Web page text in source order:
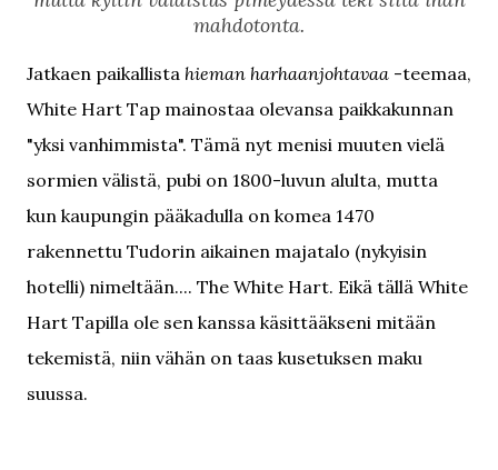
mahdotonta.
Jatkaen paikallista hieman harhaanjohtavaa -teemaa,
White Hart Tap mainostaa olevansa paikkakunnan
"yksi vanhimmista". Tämä nyt menisi muuten vielä
sormien välistä, pubi on 1800-luvun alulta, mutta
kun kaupungin pääkadulla on komea 1470
rakennettu Tudorin aikainen majatalo (nykyisin
hotelli) nimeltään.... The White Hart. Eikä tällä White
Hart Tapilla ole sen kanssa käsittääkseni mitään
tekemistä, niin vähän on taas kusetuksen maku
suussa.